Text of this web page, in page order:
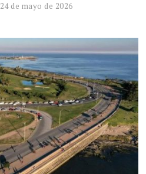
24 de mayo de 2026